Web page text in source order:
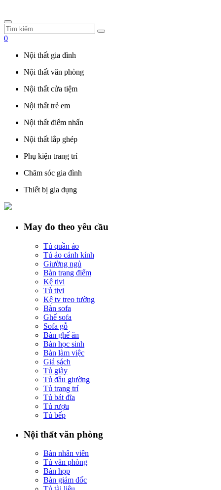
0
Nội thất gia đình
Nội thất văn phòng
Nội thất cửa tiệm
Nội thất trẻ em
Nội thất điểm nhấn
Nội thất lắp ghép
Phụ kiện trang trí
Chăm sóc gia đình
Thiết bị gia dụng
May đo theo yêu cầu
Tủ quần áo
Tú áo cánh kính
Giường ngủ
Bàn trang điểm
Kệ tivi
Tủ tivi
Kệ tv treo tường
Bàn sofa
Ghế sofa
Sofa gỗ
Bàn ghế ăn
Bàn học sinh
Bàn làm việc
Giá sách
Tủ giày
Tủ đầu giường
Tủ trang trí
Tủ bát đĩa
Tủ rượu
Tủ bếp
Nội thất văn phòng
Bàn nhân viên
Tủ văn phòng
Bàn họp
Bàn giám đốc